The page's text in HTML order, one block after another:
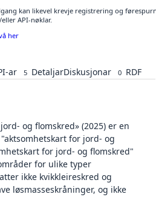
kan likevel krevje registrering og
API-nøklar.
her
ar 5 DetaljarDiskusjonar 0 RDF
og flomskred» (2025) er en
for jord- og
for jord- og flomskred"
for ulike typer
ikke kvikkleireskred og
løsmasseskråninger, og ikke